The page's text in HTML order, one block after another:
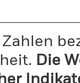
Die